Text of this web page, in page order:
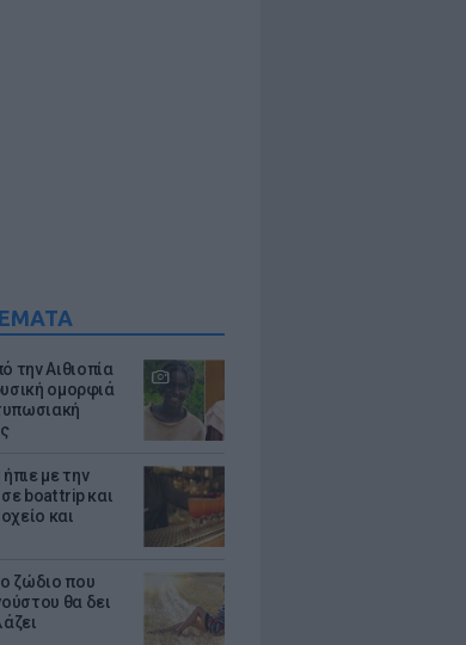
την Αιθιοπία
ομορφιά
με την
boat trip και
και
ζώδιο που
θα δει